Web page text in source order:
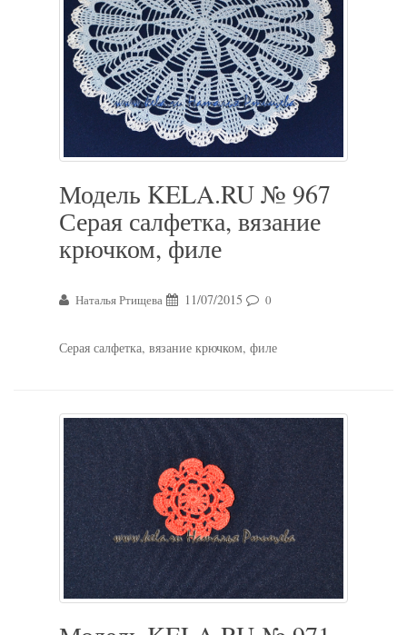
Модель KELA.RU № 967
Серая салфетка, вязание
крючком, филе
Наталья Ртищева 11/07/2015 0
Серая салфетка, вязание крючком, филе